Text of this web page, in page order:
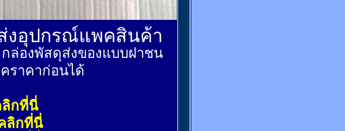
งอุปกรณ์แพคสินค้า
ล่องพัสดุส่งของแบบฝาชน
ราคาก่อนได้
กที่นี่
ลิกที่นี่